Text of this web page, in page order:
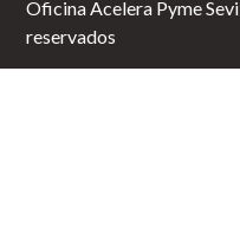
Oficina Acelera Pyme
reservados